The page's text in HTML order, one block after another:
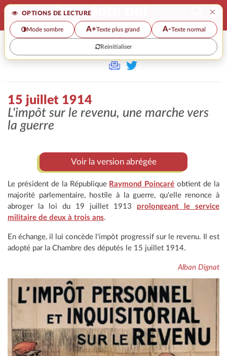
OPTIONS DE LECTURE ×
Mode sombre A+Texte plus grand A-Texte normal
Reinitialiser
>>
15 juillet 1914
L'impôt sur le revenu, une marche vers
la guerre
Voir la version abrégée
Le président de la République Raymond Poincaré obtient de la
majorité parlementaire, hostile à la guerre, qu'elle renonce à
abroger la loi du 19 juillet 1913 prolongeant le service
militaire de deux à trois ans.
En échange, il lui concède l'impôt progressif sur le revenu. Il est
adopté par la Chambre des députés le 15 juillet 1914.
Alban Dignat